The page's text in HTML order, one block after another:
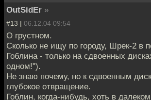
OutSidEr »
#13 | 06.12.04 09:54
О грустном.
Сколько не ищу по городу, Шрек-2 в
Гоблина - только на сдвоенных
одном!").
Не знаю почему, но к сдвоенным
глубокое отвращение.
Гоблин, когда-нибудь, хоть в